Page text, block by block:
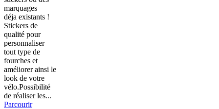
marquages
déja existants !
Stickers de
qualité pour
personnaliser
tout type de
fourches et
améliorer ainsi le
look de votre
vélo.Possibilité
de réaliser les...
Parcourir